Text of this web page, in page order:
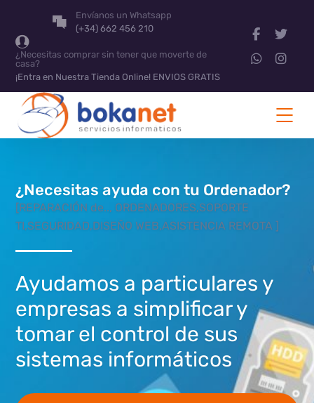
Envíanos un Whatsapp
(+34) 662 456 210
¿Necesitas comprar sin tener que moverte de
casa?
¡Entra en Nuestra Tienda Online! ENVIOS GRATIS
¿Necesitas ayuda con tu Ordenador?
[REPARACIÓN de.., ORDENADORES,SOPORTE
TI,SEGURIDAD,DISEÑO WEB,ASISTENCIA REMOTA ]
Ayudamos a particulares y
empresas a simplificar y
tomar el control de sus
sistemas informáticos